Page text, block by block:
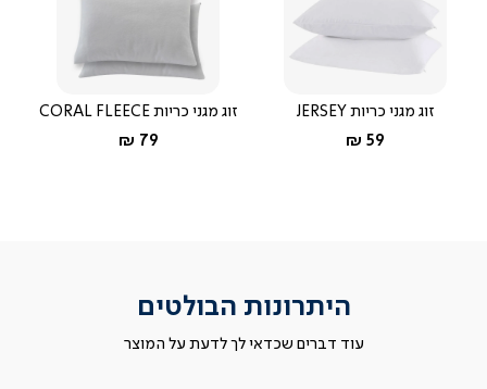
זוג מגני כריות JERSEY
החל מ-
59 ₪
זוג מגני כריות CORAL FLEECE
החל מ-
79 ₪
היתרונות הבולטים
עוד דברים שכדאי לך לדעת על המוצר